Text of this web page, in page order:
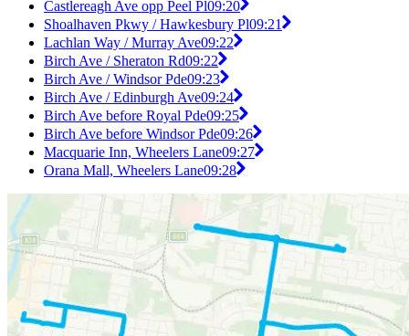
Castlereagh Ave opp Peel Pl09:20
Shoalhaven Pkwy / Hawkesbury Pl09:21
Lachlan Way / Murray Ave09:22
Birch Ave / Sheraton Rd09:22
Birch Ave / Windsor Pde09:23
Birch Ave / Edinburgh Ave09:24
Birch Ave before Royal Pde09:25
Birch Ave before Windsor Pde09:26
Macquarie Inn, Wheelers Lane09:27
Orana Mall, Wheelers Lane09:28